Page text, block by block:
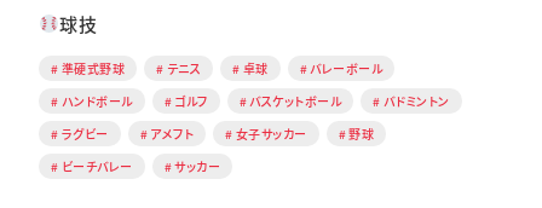
球技
準硬式野球 テニス 卓球
バレーボール
ハンドボール
ゴルフ バスケットボール
バドミントン
ラグビー
アメフト 女子サッカー
野球
ビーチバレー
サッカー